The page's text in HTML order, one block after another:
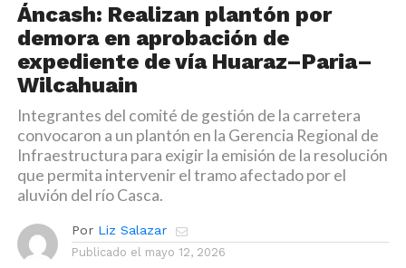
Áncash: Realizan plantón por
demora en aprobación de
expediente de vía Huaraz–Paria–
Wilcahuain
Integrantes del comité de gestión de la carretera
convocaron a un plantón en la Gerencia Regional de
Infraestructura para exigir la emisión de la resolución
que permita intervenir el tramo afectado por el
aluvión del río Casca.
Por Liz Salazar
Publicado el mayo 12, 2026